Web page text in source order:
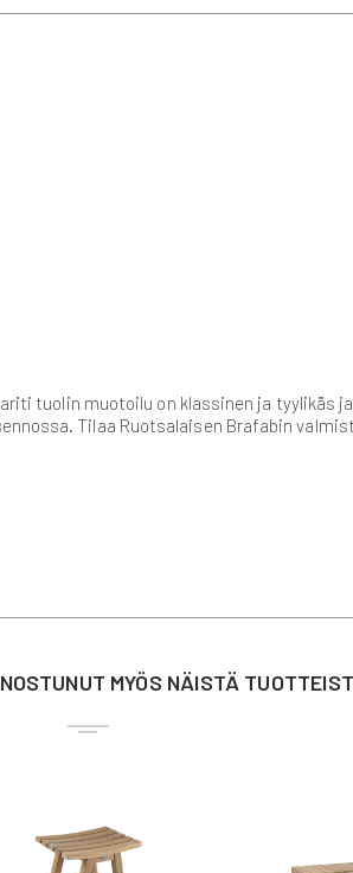
tuolin muotoilu on klassinen ja tyylikäs
Tilaa Ruotsalaisen Brafabin
MYÖS NÄISTÄ